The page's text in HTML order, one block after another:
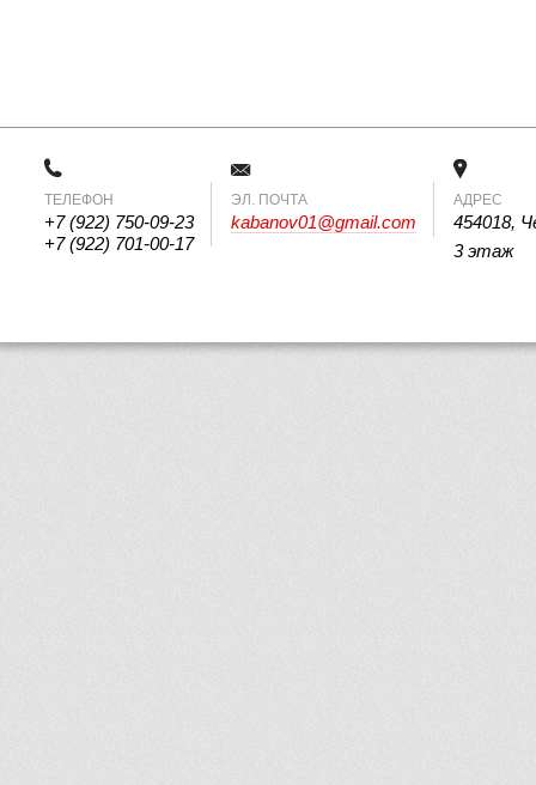
ТЕЛЕФОН
+7 (922) 750-09-23
+7 (922) 701-00-17
ЭЛ. ПОЧТА
kabanov01@gmail.com
АДРЕС
454018,
3 этаж